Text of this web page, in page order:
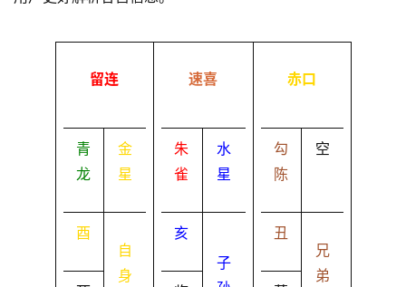
留连
青
龙
金
星
酉
自
身
速喜
朱
雀
水
星
亥
子
赤口
勾
陈
空
丑
兄
弟